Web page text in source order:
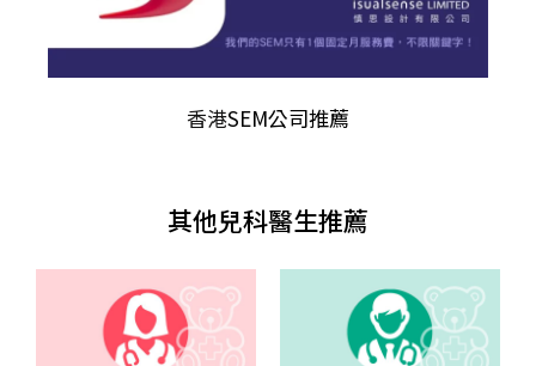
香港SEM公司推薦
其他兒科醫生推薦